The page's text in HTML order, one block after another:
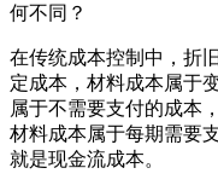
何不同？
在传统成本控制中，折
定成本，材料成本属于
属于不需要支付的成本
材料成本属于每期需要
就是现金流成本。